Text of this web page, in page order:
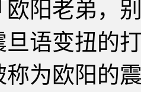
老弟，别
旦语变扭的
欧阳的震